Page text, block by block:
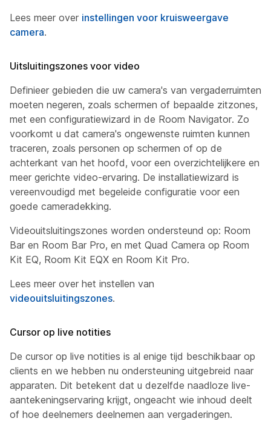
Lees meer over instellingen voor kruisweergave
camera.
Uitsluitingszones voor video
Definieer gebieden die uw camera's van vergaderruimten
moeten negeren, zoals schermen of bepaalde zitzones,
met een configuratiewizard in de Room Navigator. Zo
voorkomt u dat camera's ongewenste ruimten kunnen
traceren, zoals personen op schermen of op de
achterkant van het hoofd, voor een overzichtelijkere en
meer gerichte video-ervaring. De installatiewizard is
vereenvoudigd met begeleide configuratie voor een
goede cameradekking.
Videouitsluitingszones worden ondersteund op: Room
Bar en Room Bar Pro, en met Quad Camera op Room
Kit EQ, Room Kit EQX en Room Kit Pro.
Lees meer over het instellen van
videouitsluitingszones.
Cursor op live notities
De cursor op live notities is al enige tijd beschikbaar op
clients en we hebben nu ondersteuning uitgebreid naar
apparaten. Dit betekent dat u dezelfde naadloze live-
aantekeningservaring krijgt, ongeacht wie inhoud deelt
of hoe deelnemers deelnemen aan vergaderingen.